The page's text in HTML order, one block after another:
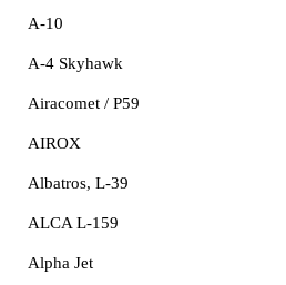
A-10
A-4 Skyhawk
Airacomet / P59
AIROX
Albatros, L-39
ALCA L-159
Alpha Jet